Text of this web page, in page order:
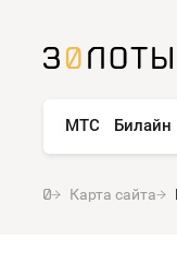
МТС Билайн
Карта сайта